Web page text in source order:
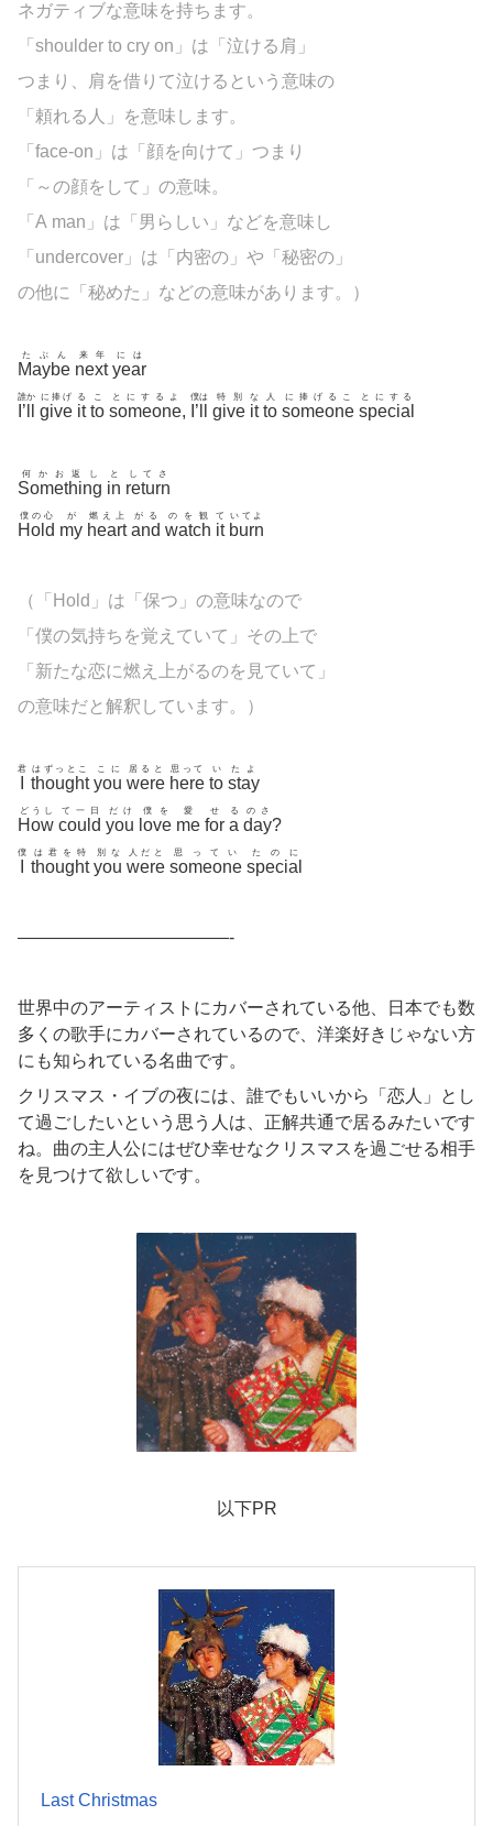
ネガティブな意味を持ちます。
「shoulder to cry on」は「泣ける肩」
つまり、肩を借りて泣けるという意味の
「頼れる人」を意味します。
「face-on」は「顔を向けて」つまり
「～の顔をして」の意味。
「A man」は「男らしい」などを意味し
「 undercover」は「内密の」や「秘密の」
の他に「秘めた」などの意味があります。
）
Maybe
たぶん
next
来年
year
には
I’ll
誰か
give
に捧げ
it
る
to
こ
someone
とにするよ
, I’ll
僕は
give
特別
it
な
to
人
someone
に捧げるこ
special
とにする
Something
何かお返し
in
と
return
してさ
Hold
僕の心
my
が
heart
燃え上
and
がる
watch
のを観
it
て
burn
いてよ
（「Hold」は「保つ」の意味なので
「僕の気持ちを覚えていて」その上で
「新たな恋に燃え上がるのを見ていて」
の意味だと解釈しています。）
君
thought
はずっとこ
you
こに
were
居ると
here
思って
to
い
stay
たよ
How
どうし
could
て一日
you
だけ
love
僕を
me
愛
for
せ
a
る
day
のさ
?
僕
thought
は君を特
you
別な
were
人だと
someone
思ってい
special
たのに
————————————-
世界中のアーティストにカバーされている他、日本でも数
多くの歌手にカバーされているので、洋楽好きじゃない方
にも知られている名曲です。
クリスマス・イブの夜には、誰でもいいから「恋人」とし
て過ごしたいという思う人は、正解共通で居るみたいです
ね。曲の主人公にはぜひ幸せなクリスマスを過ごせる相手
を見つけて欲しいです。
以下PR
Last Christmas